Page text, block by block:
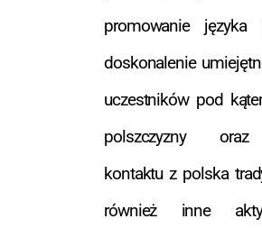
promowanie
doskonalenie
uczestników pod
polszczyzny oraz
kontaktu z polska
również inne